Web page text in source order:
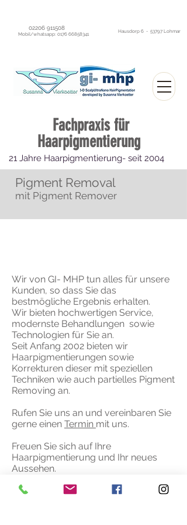
02206 911508
Mobil/whatsapp: 0176 66858341 Hausdorp 6 - 53797 Lohmar
Fachpraxisfür
Haarpigmentierung
21 Jahre Haarpigmentierung- seit 2004
Sofort optisch dichtes Haar ohne OP
Pigment Removal
mit Pigment Remover
Wir von GI- MHP tun alles für unsere
Kunden, so dass Sie das
bestmögliche Ergebnis erhalten.
Wir bieten hochwertigen Service,
modernste Behandlungen sowie
Technologien für Sie an.
Seit Anfang 2002 bieten wir
Haarpigmentierungen sowie
Korrekturen dieser mit speziellen
Techniken wie auch partielles Pigment
Removing an.
Rufen Sie uns an und vereinbaren Sie
gerne einen Termin mit uns.
Freuen Sie sich auf Ihre
Haarpigmentierung und Ihr neues
Aussehen.